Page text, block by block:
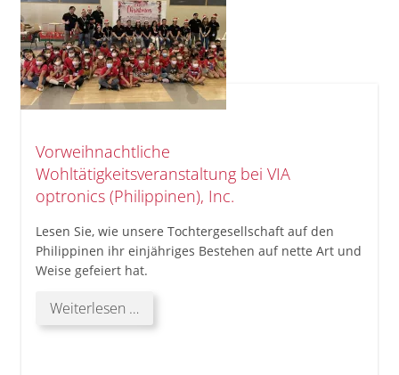
Vorweihnachtliche
Wohltätigkeitsveranstaltung bei VIA
optronics (Philippinen), Inc.
Lesen Sie, wie unsere Tochtergesellschaft auf den
Philippinen ihr einjähriges Bestehen auf nette Art und
Weise gefeiert hat.
Weiterlesen …Vorweihnachtliche
Wohltätigkeitsveranstaltung